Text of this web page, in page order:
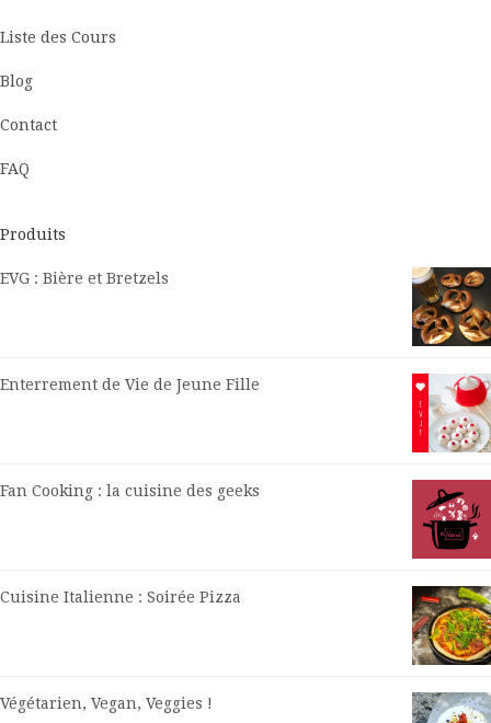
Liste des Cours
Blog
Contact
FAQ
Produits
EVG : Bière et Bretzels
Enterrement de Vie de Jeune Fille
Fan Cooking : la cuisine des geeks
Cuisine Italienne : Soirée Pizza
Végétarien, Vegan, Veggies !